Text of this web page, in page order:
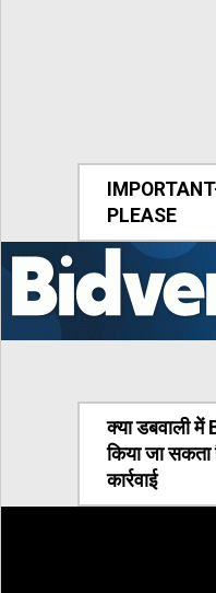
PLEASE
क्या डबवाली
किया जा
कार्रवाई